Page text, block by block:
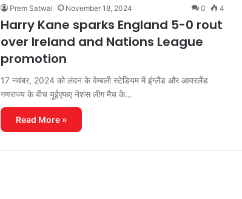
Prem Satwal November 18, 2024 0 4
Harry Kane sparks England 5-0 rout
over Ireland and Nations League
promotion
17 नवंबर, 2024 को लंदन के वेम्बली स्टेडियम में इंग्लैंड और आयरलैंड
गणराज्य के बीच यूईएफए नेशंस लीग मैच के…
Read More »